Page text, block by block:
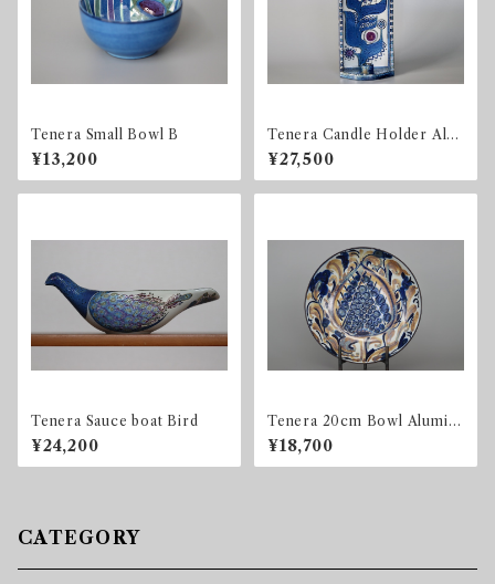
Tenera Small Bowl B
¥13,200
Tenera Candle Holder Alu
minia / Royal Copenhagen
¥27,500
Tenera Sauce boat Bird
¥24,200
Tenera 20cm Bowl Alumini
a / Royal Copenhagen
¥18,700
CATEGORY